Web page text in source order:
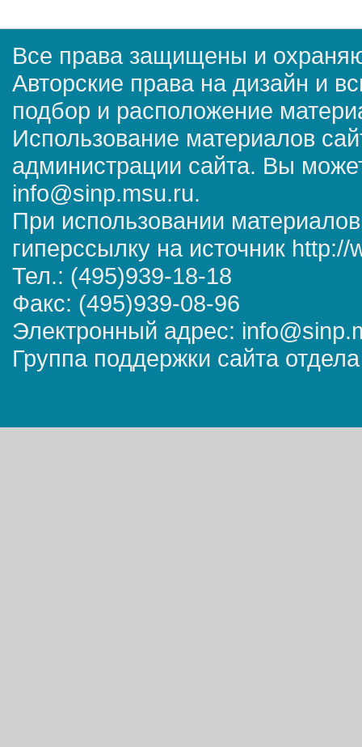
Все права защищены и
Авторские права на дизайн и
подбор и расположение
Использование материалов
администрации сайта. Вы
info@sinp.msu.ru.
При использовании
гиперссылку на источник
Тел.: (495)939-18-18
Факс: (495)939-08-96
Электронный адрес:
Группа поддержки сайта